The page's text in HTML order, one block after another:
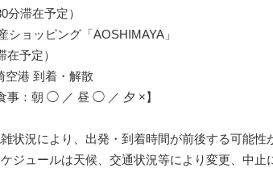
分滞在予定）
ショッピング「AOSHIMAYA」
在予定）
港 到着・解散
事：朝 ◯ ／ 昼 ◯ ／ 夕 ×】
状況により、出発・到着時間が前後する可能性
ジュールは天候、交通状況等により変更、中止